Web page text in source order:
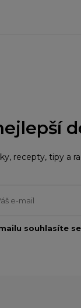
recepty, tipy a
souhlasíte se